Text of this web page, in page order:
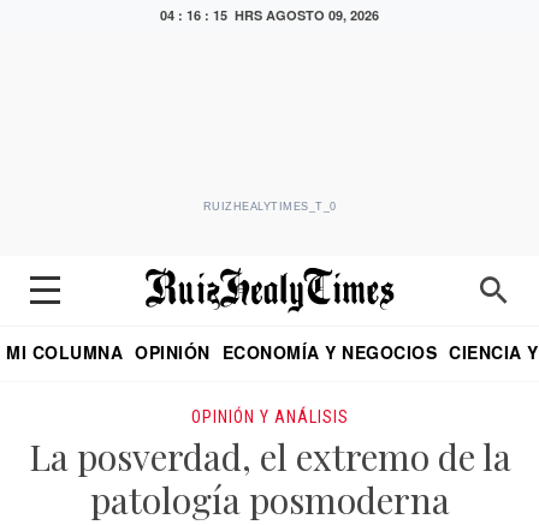
04 : 16 : 17 HRS AGOSTO 09, 2026
RUIZHEALYTIMES_T_0
MI COLUMNA OPINIÓN ECONOMÍA Y NEGOCIOS CIENCIA
OPINIÓN Y ANÁLISIS
La posverdad, el extremo de la
patología posmoderna